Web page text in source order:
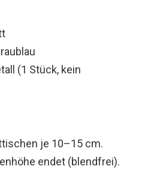
(1 Stück, kein
je 10–15 cm.
endet (blendfrei).